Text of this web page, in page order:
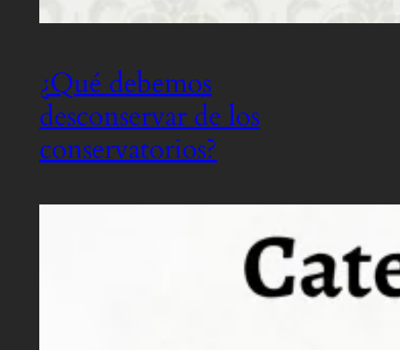
¿Qué debemos
desconservar de los
conservatorios?